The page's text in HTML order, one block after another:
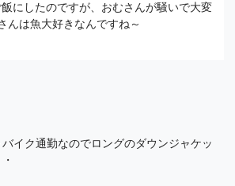
にしたのですが、おむさんが騒いで大変
んは魚大好きなんですね～
イク通勤なのでロングのダウンジャケッ